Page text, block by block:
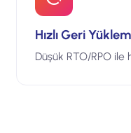
Hızlı Geri
Düşük RTO/RPO ile